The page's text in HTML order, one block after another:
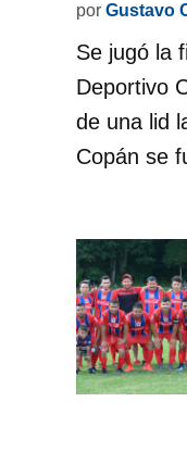
por Gustavo
Se jugó la
Deportivo
de una lid
Copán se